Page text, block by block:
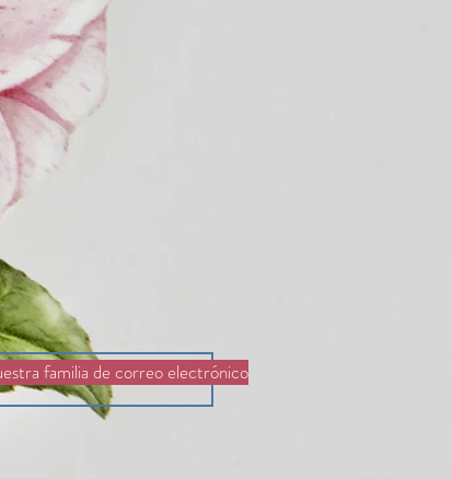
familia de correo electrónico